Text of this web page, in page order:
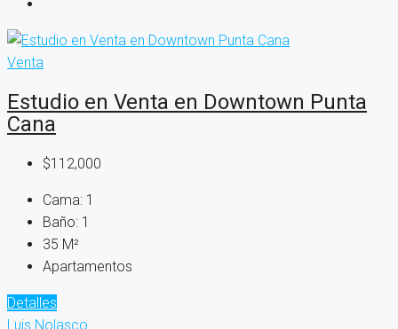
Venta
Estudio en Venta en Downtown Punta
Cana
$112,000
Cama: 1
Baño: 1
35 M²
Apartamentos
Detalles
Luis Nolasco